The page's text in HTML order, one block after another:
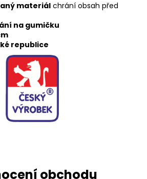
materiál chrání obsah před
na gumičku
republice